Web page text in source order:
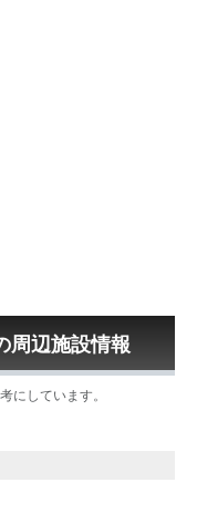
周辺施設情報
にしています。